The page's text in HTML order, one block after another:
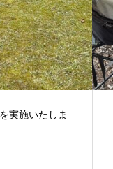
実施いたしま